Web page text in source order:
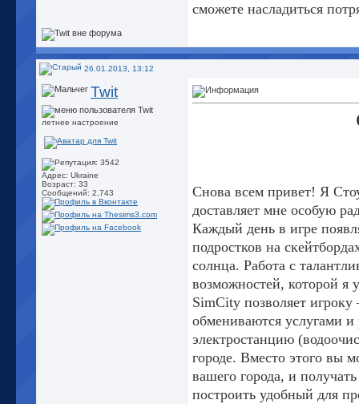
сможете насладиться
26.01.2013, 13:12
Twit
летнее настроение
Адрес: Ukraine
Возраст: 33
Сообщений: 2,743
Cнова всем привет! Я
доставляет мне особую
Каждый день в игре
подростков на
солнца. Работа с
возможностей, которой я
SimCity позволяет игроку
обмениваются услугами
электростанцию
городе. Вместо этого вы
вашего города, и
построить удобный для